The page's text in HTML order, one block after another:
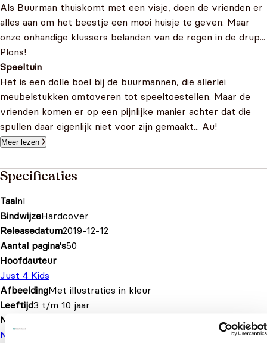
Als Buurman thuiskomt met een visje, doen de vrienden er
alles aan om het beestje een mooi huisje te geven. Maar
onze onhandige klussers belanden van de regen in de drup...
Plons!
Speeltuin
Het is een dolle boel bij de buurmannen, die allerlei
meubelstukken omtoveren tot speeltoestellen. Maar de
vrienden komen er op een pijnlijke manier achter dat die
spullen daar eigenlijk niet voor zijn gemaakt... Au!
Meer lezen
Specificaties
Taalnl
BindwijzeHardcover
Releasedatum2019-12-12
Aantal pagina's50
Hoofdauteur
Just 4 Kids
AfbeeldingMet illustraties in kleur
Leeftijd3 t/m 10 jaar
Merk
Memphis Belle